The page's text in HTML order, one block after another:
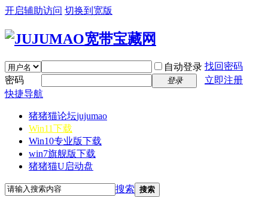
开启辅助访问 切换到宽版
自动登录 找回密码
密码
登录
立即注册
快捷导航
猪猪猫论坛jujumao
Win11下载
Win10专业版下载
win7旗舰版下载
猪猪猫U启动盘
搜索 搜索